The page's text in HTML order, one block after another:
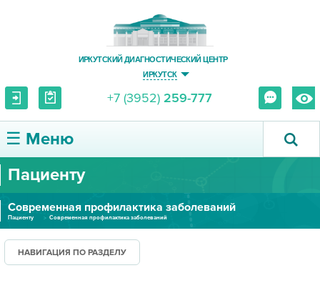
ИРКУТСКИЙ ДИАГНОСТИЧЕСКИЙ ЦЕНТР
ИРКУТСК
+7 (3952) 259-777
☰ Меню
О ЦЕНТРЕ
УСЛУГИ И ЦЕНЫ
ПАЦИЕНТУ
Пациенту
Современная профилактика заболеваний
Пациенту Современная профилактика заболеваний
НАВИГАЦИЯ ПО РАЗДЕЛУ